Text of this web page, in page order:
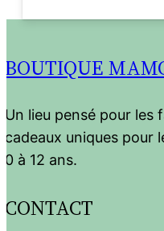
BOUTIQUE
Un lieu pensé pour les
cadeaux uniques pour
0 à 12 ans.
CONTACT